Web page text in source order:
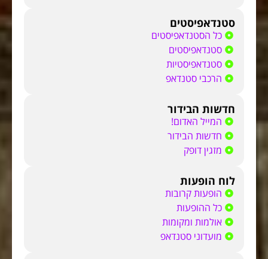
סטנדאפיסטים
כל הסטנדאפיסטים
סטנדאפיסטים
סטנדאפיסטיות
הרכבי סטנדאפ
חדשות הבידור
המייל האדום!
חדשות הבידור
מזגין דופק
לוח הופעות
הופעות קרובות
כל ההופעות
אולמות ומקומות
מועדוני סטנדאפ